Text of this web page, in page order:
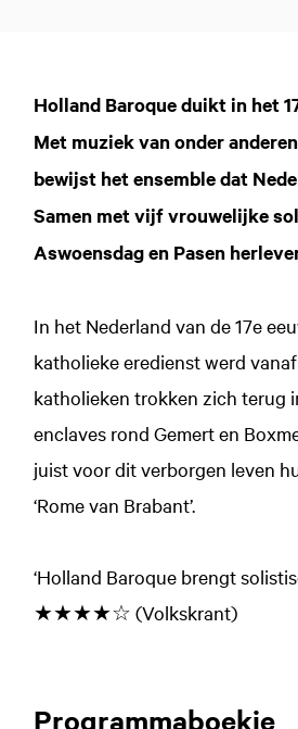
Holland Baroque duikt in het
Met muziek van onder
bewijst het ensemble dat
Samen met vijf vrouwelijke
Aswoensdag en Pasen
In het Nederland van de 17e
katholieke eredienst werd
katholieken trokken zich terug
enclaves rond Gemert en
juist voor dit verborgen leven
‘Rome van Brabant’.
‘Holland Baroque brengt
★★★★☆ (Volkskrant)
Programmaboekje